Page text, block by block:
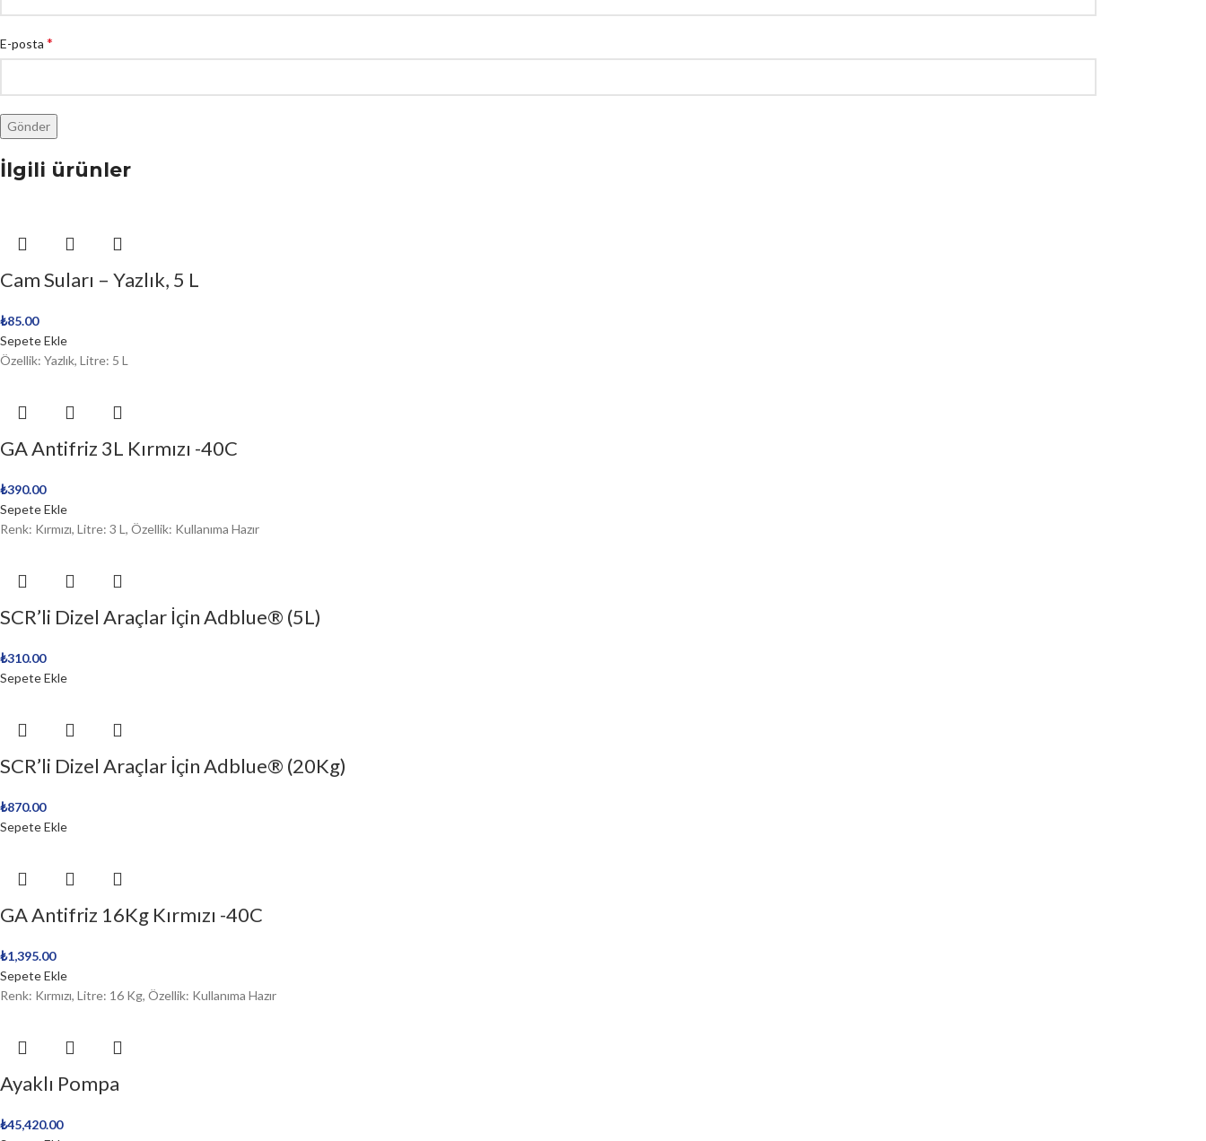
E-posta *
İlgili ürünler
Cam Suları – Yazlık, 5 L
₺85.00
Sepete Ekle
Özellik: Yazlık, Litre: 5 L
GA Antifriz 3L Kırmızı -40C
₺390.00
Sepete Ekle
Renk: Kırmızı, Litre: 3 L, Özellik: Kullanıma Hazır
SCR’li Dizel Araçlar İçin Adblue® (5L)
₺310.00
Sepete Ekle
SCR’li Dizel Araçlar İçin Adblue® (20Kg)
₺870.00
Sepete Ekle
GA Antifriz 16Kg Kırmızı -40C
₺1,395.00
Sepete Ekle
Renk: Kırmızı, Litre: 16 Kg, Özellik: Kullanıma Hazır
Ayaklı Pompa
₺45,420.00